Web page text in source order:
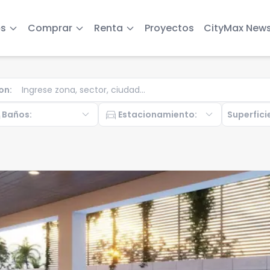
Comprar Renta Proyectos CityMax
:
Baños: expand_more directions_car Estacionamiento: expand_more